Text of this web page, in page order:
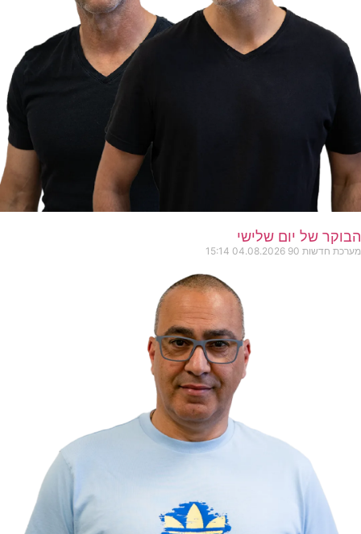
הבוקר של יום שלישי
מערכת חדשות 90 04.08.2026
15:14